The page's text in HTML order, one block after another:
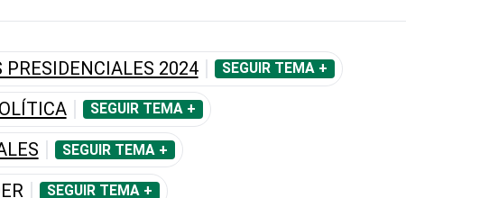
PRESIDENCIALES 2024 SEGUIR TEMA +
SEGUIR TEMA +
SEGUIR TEMA +
SEGUIR TEMA +